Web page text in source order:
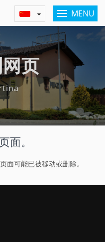
MENU
页
面。
面可能已被移动或删除。